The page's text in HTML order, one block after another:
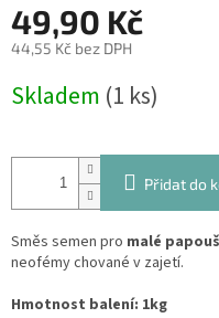
49,90 Kč
44,55 Kč bez DPH
cena:
Skladem (1 ks)
Přidat do
Směs semen pro malé
neofémy chované v zajetí.
Hmotnost balení: 1kg